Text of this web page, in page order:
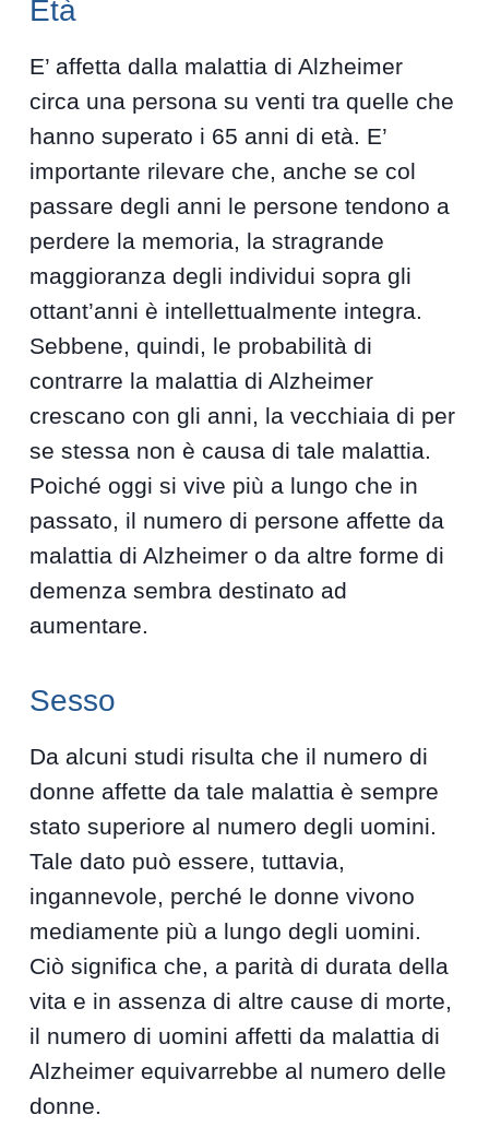
Età
E’ affetta dalla malattia di Alzheimer
circa una persona su venti tra quelle che
hanno superato i 65 anni di età. E’
importante rilevare che, anche se col
passare degli anni le persone tendono a
perdere la memoria, la stragrande
maggioranza degli individui sopra gli
ottant’anni è intellettualmente integra.
Sebbene, quindi, le probabilità di
contrarre la malattia di Alzheimer
crescano con gli anni, la vecchiaia di per
se stessa non è causa di tale malattia.
Poiché oggi si vive più a lungo che in
passato, il numero di persone affette da
malattia di Alzheimer o da altre forme di
demenza sembra destinato ad
aumentare.
Sesso
Da alcuni studi risulta che il numero di
donne affette da tale malattia è sempre
stato superiore al numero degli uomini.
Tale dato può essere, tuttavia,
ingannevole, perché le donne vivono
mediamente più a lungo degli uomini.
Ciò significa che, a parità di durata della
vita e in assenza di altre cause di morte,
il numero di uomini affetti da malattia di
Alzheimer equivarrebbe al numero delle
donne.